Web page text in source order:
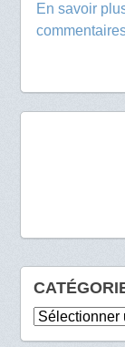
En savoir
Catégories